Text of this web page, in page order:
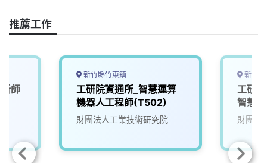
推薦工作
師
新竹縣竹東鎮
工研院資通所_智慧運算
機器人工程師(T502)
財團法人工業技術研究院
新竹
工研
智慧
擬)
財團法